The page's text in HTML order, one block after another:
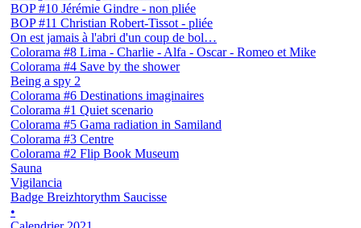
BOP #10 Jérémie Gindre - non pliée
BOP #11 Christian Robert-Tissot - pliée
On est jamais à l'abri d'un coup de bol…
Colorama #8 Lima - Charlie - Alfa - Oscar - Romeo et Mike
Colorama #4 Save by the shower
Being a spy 2
Colorama #6 Destinations imaginaires
Colorama #1 Quiet scenario
Colorama #5 Gama radiation in Samiland
Colorama #3 Centre
Colorama #2 Flip Book Museum
Sauna
Vigilancia
Badge Breizhtorythm Saucisse
•